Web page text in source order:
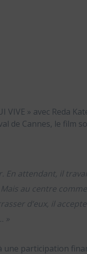
» avec Reda
de Cannes, le film
En attendant, il
au centre
d’eux, il
»
une participation